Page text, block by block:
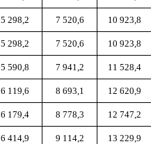
5 298,2 7 520,6 10 923,8
5 298,2 7 520,6 10 923,8
5 590,8 7 941,2 11 528,4
6 119,6 8 693,1 12 620,9
6 179,4 8 778,3 12 747,2
6 414,9 9 114,2 13 229,9